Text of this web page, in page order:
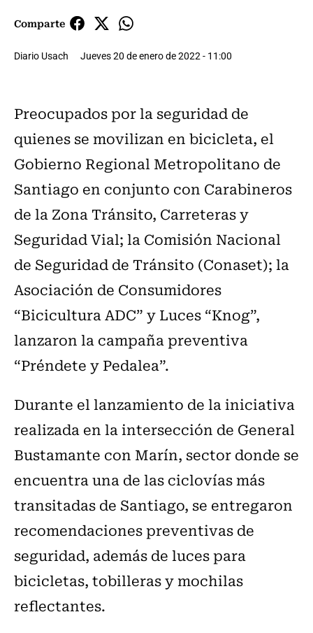
Comparte
Diario Usach Jueves 20 de enero de 2022 - 11:00
Preocupados por la seguridad de
quienes se movilizan en bicicleta, el
Gobierno Regional Metropolitano de
Santiago en conjunto con Carabineros
de la Zona Tránsito, Carreteras y
Seguridad Vial; la Comisión Nacional
de Seguridad de Tránsito (Conaset); la
Asociación de Consumidores
“Bicicultura ADC” y Luces “Knog”,
lanzaron la campaña preventiva
“Préndete y Pedalea”.
Durante el lanzamiento de la iniciativa
realizada en la intersección de General
Bustamante con Marín, sector donde se
encuentra una de las ciclovías más
transitadas de Santiago, se entregaron
recomendaciones preventivas de
seguridad, además de luces para
bicicletas, tobilleras y mochilas
reflectantes.